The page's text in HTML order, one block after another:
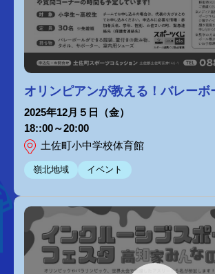
オリンピアンが教える！バレーボ
2025年12月５日（金）
18::00～20:00
土佐町小中学校体育館
嶺北地域 イベント